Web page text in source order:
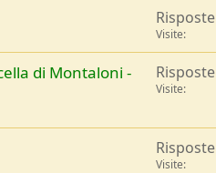
Risposte
Visite
di Montaloni -
Risposte
Visite
Risposte
Visite